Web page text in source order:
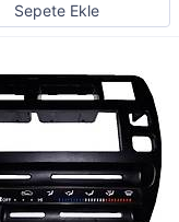
Sepete Ekle